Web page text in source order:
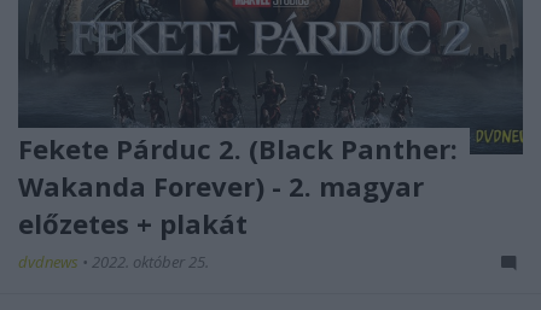
Fekete Párduc 2. (Black Panther:
Wakanda Forever) - 2. magyar
előzetes + plakát
dvdnews • 2022. október 25.